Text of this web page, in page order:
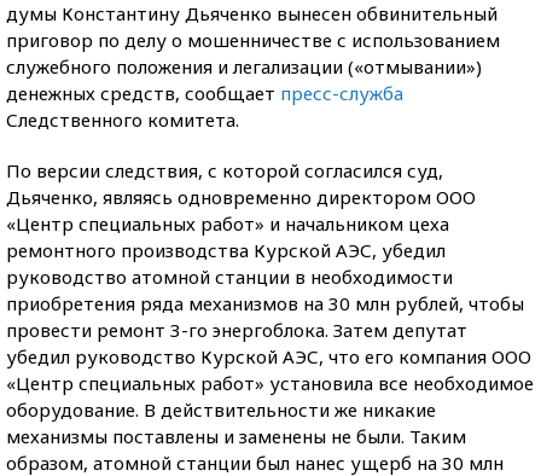
думы Константину Дьяченко вынесен обвинительный
приговор по делу о мошенничестве с использованием
служебного положения и легализации («отмывании»)
денежных средств, сообщает пресс-служба
Следственного комитета.
По версии следствия, с которой согласился суд,
Дьяченко, являясь одновременно директором ООО
«Центр специальных работ» и начальником цеха
ремонтного производства Курской АЭС, убедил
руководство атомной станции в необходимости
приобретения ряда механизмов на 30 млн рублей, чтобы
провести ремонт 3-го энергоблока. Затем депутат
убедил руководство Курской АЭС, что его компания ООО
«Центр специальных работ» установила все необходимое
оборудование. В действительности же никакие
механизмы поставлены и заменены не были. Таким
образом, атомной станции был нанес ущерб на 30 млн